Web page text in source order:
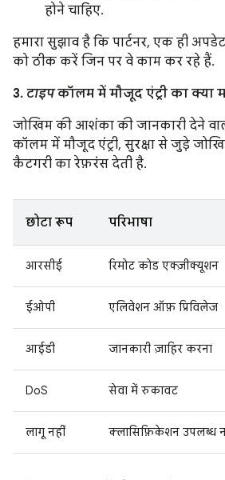
होने चाहिए.
हमारा सुझाव है कि पार्टनर, एक ही
को ठीक करें जिन पर वे काम कर रहे हैं.
3. टाइपकॉलम में मौजूद एंट्री का क्या
जोखिम की आशंका की जानकारी देने
कॉलम में मौजूद एंट्री, सुरक्षा से जुड़े
कैटगरी का रेफ़रंस देती है.
छोटा रूप परिभाषा
आरसीई रिमोट कोड एक्ज़ीक्यूशन
ईओपी एलिवेशन ऑफ़ प्रिविलेज
आईडी जानकारी ज़ाहिर करना
DoS सेवा में रुकावट
लागू नहीं क्लासिफ़िकेशन उपलब्ध